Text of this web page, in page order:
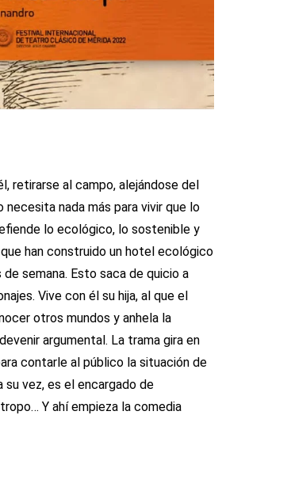
retirarse al campo, alejándose del
nada más para vivir que lo
lo ecológico, lo sostenible y
han construido un hotel ecológico
semana. Esto saca de quicio a
Vive con él su hija, al que el
otros mundos y anhela la
argumental. La trama gira en
contarle al público la situación de
su vez, es el encargado de
Y ahí empieza la comedia